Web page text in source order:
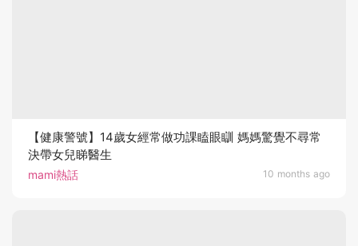
mami熱話 10 months ago
【健康警號】14歲女經常做功課瞌眼瞓 媽媽驚覺不尋常
決帶女兒睇醫生